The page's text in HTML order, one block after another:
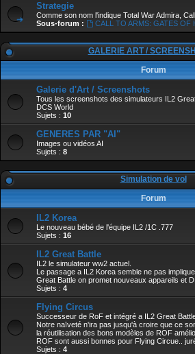
Strategie
Comme son nom l'indique Total War Admira,
Sous-forum :
CALL TO ARMS: GATES OF
GALERIE ART /
Forum
Galerie d'Art / Screenshots
Tous les screenshots des simulateurs IL2
DCS World
Sujets : 10
GENERES PAR "AI"
Images ou vidéos AI
Sujets : 8
Simulation de vol
Forum
IL2 Korea
Le nouveau bébé de l'équipe IL2 /1C .777
Sujets : 16
IL2 Great Battle
IL2 le simulateur ww2 actuel.
Le passage a IL2 Korea semble ne pas
Great Battle on promet nouveaux appareils et
Sujets : 4
Flying Circus
Successeur de RoF et intégré a IL2 Great
Notre naïveté n'ira pas jusqu'à croire que ce
la réutilisation des bons modèles de ROF
ROF sont aussi bonnes pour Flying Circue..
Sujets : 4